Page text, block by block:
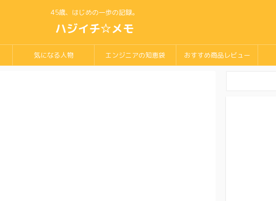
45歳、はじめの一歩の記録。
ハジイチ☆メモ
気になる人物 エンジニアの知恵袋 おすすめ商品レビュー